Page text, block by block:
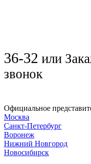
36-32 или
звонок
Официальное
Москва
Санкт-Петербург
Воронеж
Нижний Новгород
Новосибирск